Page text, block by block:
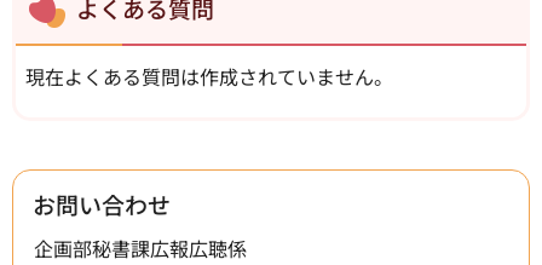
よくある質問
現在よくある質問は作成されていません。
お問い合わせ
企画部秘書課広報広聴係